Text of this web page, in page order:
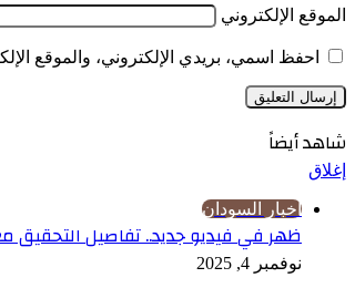
الموقع الإلكتروني
احفظ اسمي، بريدي الإلكتروني، والموقع
شاهد أيضاً
إغلاق
اخبار السودان
ظهر في فيديو جديد.. تفاصيل التحقيق
نوفمبر 4, 2025